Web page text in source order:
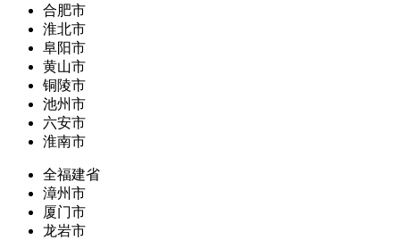
合肥市
淮北市
阜阳市
黄山市
铜陵市
池州市
六安市
淮南市
全福建省
漳州市
厦门市
龙岩市